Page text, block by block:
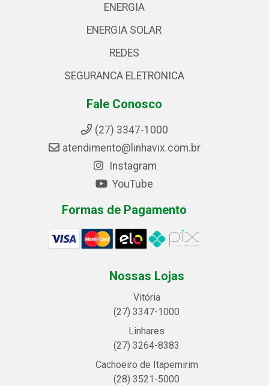
ENERGIA
ENERGIA SOLAR
REDES
SEGURANCA ELETRONICA
Fale Conosco
(27) 3347-1000
atendimento@linhavix.com.br
Instagram
YouTube
Formas de Pagamento
Nossas Lojas
Vitória
(27) 3347-1000
Linhares
(27) 3264-8383
Cachoeiro de Itapemirim
(28) 3521-5000